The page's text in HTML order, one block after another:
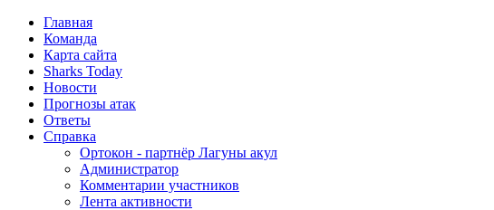
Главная
Команда
Карта сайта
Sharks Today
Новости
Прогнозы атак
Ответы
Справка
Ортокон - партнёр Лагуны акул
Администратор
Комментарии участников
Лента активности